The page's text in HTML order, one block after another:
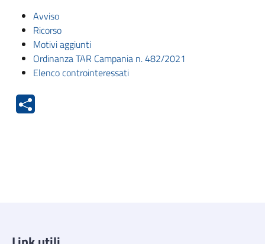
Avviso
Ricorso
Motivi aggiunti
Ordinanza TAR Campania n. 482/2021
Elenco controinteressati